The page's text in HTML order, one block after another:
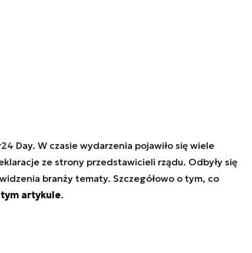
Day. W czasie wydarzenia pojawiło się wiele
ze strony przedstawicieli rządu. Odbyły się
branży tematy. Szczegółowo o tym, co
artykule.